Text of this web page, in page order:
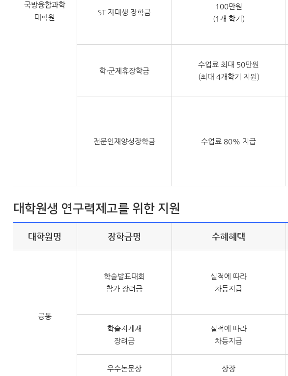
국방융합과학
대학원
ST 자대생 장학금
100만원
(1개 학기)
학·군제휴장학금
수업료 최대 50만원
(최대 4개학기 지원)
전문인재양성장학금 수업료 80% 지급
대학원생 연구력제고를 위한 지원
대학원명 장학금명 수혜혜택
공통
학술발표대회
참가 장려금
실적에 따라
차등지급
학술지게재
장려금
실적에 따라
차등지급
우수논문상 상장